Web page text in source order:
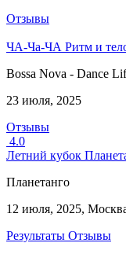
Отзывы
ЧА-Ча-ЧА Ритм и
Bossa Nova - Dance
23 июля, 2025
Отзывы
4.0
Летний кубок
Планетанго
12 июля, 2025,
Результаты Отзывы